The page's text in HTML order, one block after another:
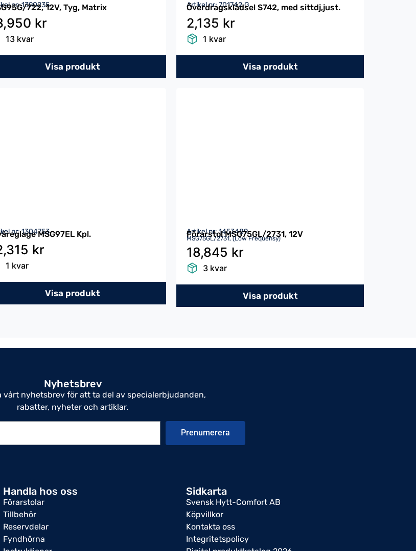
nr: 1390235
722, 12V, Tyg, Matrix
kr
13 kvar
Visa produkt
Artikel nr: 701742.G
Överdragsklädsel S742, med sittdj,just.
2,135 kr
1 kvar
Visa produkt
nr: 1304753MSG97EL Kpl.
kr
1 kvar
Visa produkt
Artikel nr: 1453489
Förarstol MSG75GL/2731, 12V
MSG75GL/2731, (Low Frequensy)
18,845 kr
3 kvar
Visa produkt
Nyhetsbrev
vårt nyhetsbrev för att ta del av specialerbjudanden,
rabatter, nyheter och artiklar.
Prenumerera
Handla hos oss
Förarstolar
Tillbehör
Reservdelar
Fyndhörna
Sidkarta
Svensk Hytt-Comfort AB
Köpvillkor
Kontakta oss
Integritetspolicy